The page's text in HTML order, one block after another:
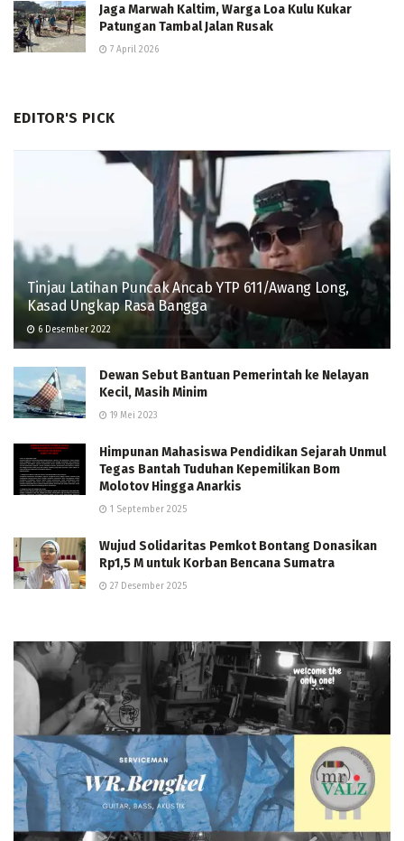
Jaga Marwah Kaltim, Warga Loa Kulu Kukar
Patungan Tambal Jalan Rusak
7 April 2026
EDITOR'S PICK
Tinjau Latihan Puncak Ancab YTP 611/Awang Long,
Kasad Ungkap Rasa Bangga
6 Desember 2022
Dewan Sebut Bantuan Pemerintah ke Nelayan
Kecil, Masih Minim
19 Mei 2023
Himpunan Mahasiswa Pendidikan Sejarah Unmul
Tegas Bantah Tuduhan Kepemilikan Bom
Molotov Hingga Anarkis
1 September 2025
Wujud Solidaritas Pemkot Bontang Donasikan
Rp1,5 M untuk Korban Bencana Sumatra
27 Desember 2025